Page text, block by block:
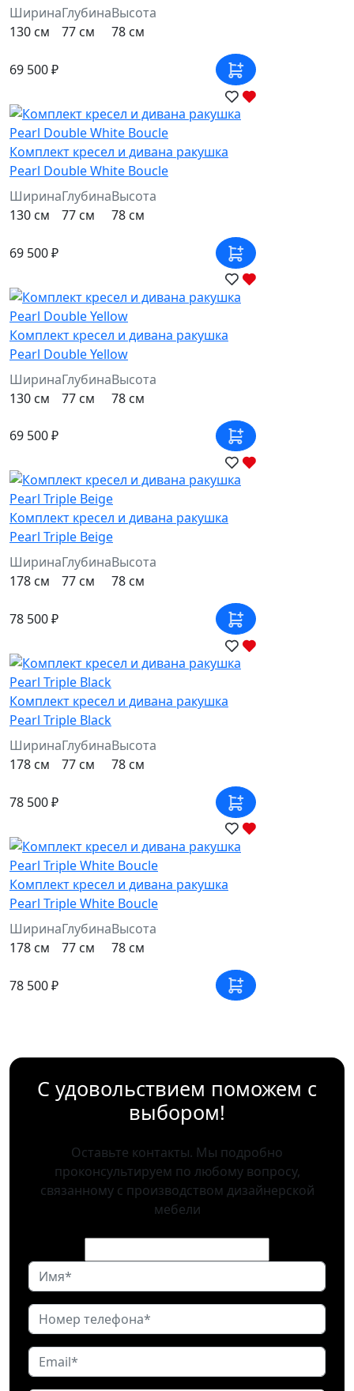
Ширина
130 см
Глубина
77 см
Высота
78 см
69 500 ₽
Комплект кресел и дивана ракушка
Pearl Double White Boucle
Ширина
130 см
Глубина
77 см
Высота
78 см
69 500 ₽
Комплект кресел и дивана ракушка
Pearl Double Yellow
Ширина
130 см
Глубина
77 см
Высота
78 см
69 500 ₽
Комплект кресел и дивана ракушка
Pearl Triple Beige
Ширина
178 см
Глубина
77 см
Высота
78 см
78 500 ₽
Комплект кресел и дивана ракушка
Pearl Triple Black
Ширина
178 см
Глубина
77 см
Высота
78 см
78 500 ₽
Комплект кресел и дивана ракушка
Pearl Triple White Boucle
Ширина
178 см
Глубина
77 см
Высота
78 см
78 500 ₽
С удовольствием поможем с
выбором!
Оставьте контакты. Мы подробно
проконсультируем по любому вопросу,
связанному с производством дизайнерской
мебели